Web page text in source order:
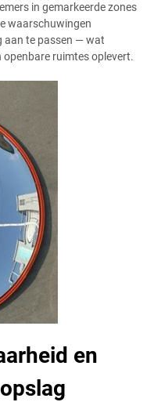
in gemarkeerde zones
waarschuwingen
aan te passen — wat
openbare ruimtes oplevert.
en